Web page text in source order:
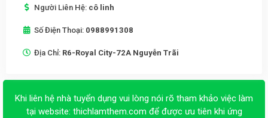
Người Liên Hệ: cô linh
Số Điện Thoại: 0988991308
Địa Chỉ: R6-Royal City-72A Nguyễn Trãi
Khi liên hệ nhà tuyển dụng vui lòng nói rõ tham khảo việc làm
tại website: thichlamthem.com để được ưu tiên khi ứng